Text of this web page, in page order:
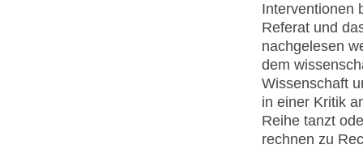
Interventionen
Referat und
nachgelesen
dem
Wissenschaft
in einer Kritik
Reihe tanzt
rechnen zu